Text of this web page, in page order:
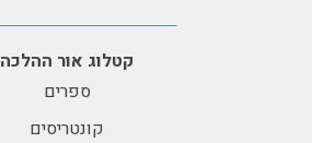
קטלוג אור ההלכה
ספרים
קונטריסים